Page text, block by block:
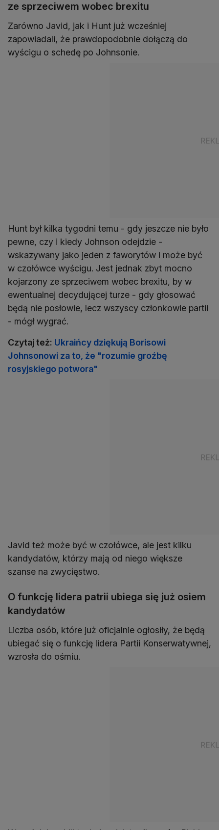
ze sprzeciwem wobec brexitu
Zarówno Javid, jak i Hunt już wcześniej
zapowiadali, że prawdopodobnie dołączą do
wyścigu o schedę po Johnsonie.
Hunt był kilka tygodni temu - gdy jeszcze nie było
pewne, czy i kiedy Johnson odejdzie -
wskazywany jako jeden z faworytów i może być
w czołówce wyścigu. Jest jednak zbyt mocno
kojarzony ze sprzeciwem wobec brexitu, by w
ewentualnej decydującej turze - gdy głosować
będą nie posłowie, lecz wszyscy członkowie partii
- mógł wygrać.
Czytaj też: Ukraińcy dziękują Borisowi
Johnsonowi za to, że "rozumie groźbę
rosyjskiego potwora"
Javid też może być w czołówce, ale jest kilku
kandydatów, którzy mają od niego większe
szanse na zwycięstwo.
O funkcję lidera patrii ubiega się już osiem
kandydatów
Liczba osób, które już oficjalnie ogłosiły, że będą
ubiegać się o funkcję lidera Partii Konserwatywnej,
wzrosła do ośmiu.